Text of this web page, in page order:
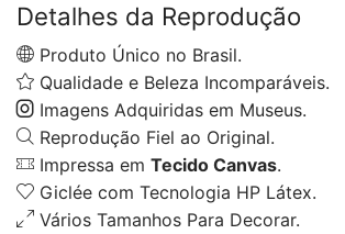
Detalhes da Reprodução
Produto Único no Brasil.
Qualidade e Beleza Incomparáveis.
Imagens Adquiridas em Museus.
Reprodução Fiel ao Original.
Impressa em Tecido Canvas.
Giclée com Tecnologia HP Látex.
Vários Tamanhos Para Decorar.